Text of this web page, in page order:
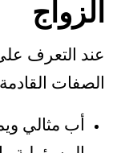
الزواج
عند التعرف
الصفات
أب مثالي